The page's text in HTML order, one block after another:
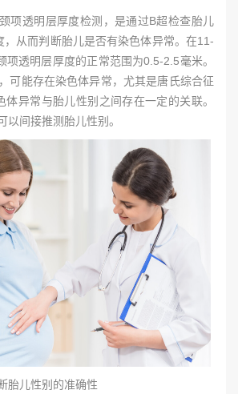
透明层厚度检测，是通过B超检查胎儿
，从而判断胎儿是否有染色体异常。在11-
项透明层厚度的正常范围为0.5-2.5毫米。
可能存在染色体异常，尤其是唐氏综合征
体异常与胎儿性别之间存在一定的关联。
以间接推测胎儿性别。
儿性别的准确性